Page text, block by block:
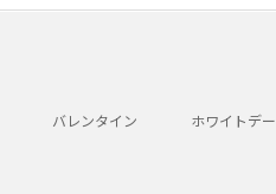
バレンタイン ホワイトデー